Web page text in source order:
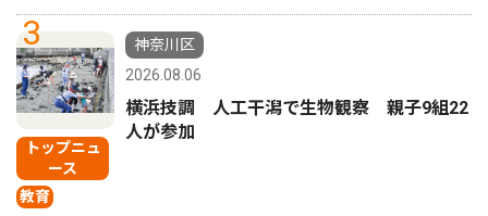
3
トップニュ
ース
教育
神奈川区
2026.08.06
横浜技調 人工干潟で生物観察 親子9組22
人が参加